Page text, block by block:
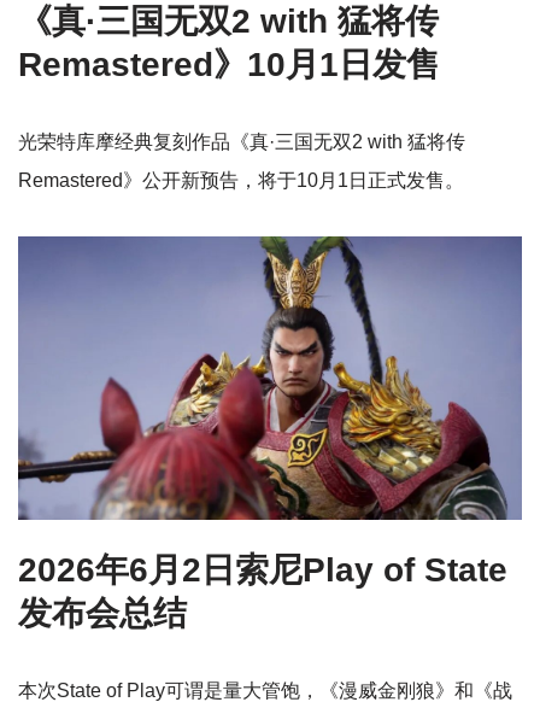
《真·三国无双2 with 猛将传
Remastered》10月1日发售
光荣特库摩经典复刻作品《真·三国无双2 with 猛将传
Remastered》公开新预告，将于10月1日正式发售。
2026年6月2日索尼Play of State
发布会总结
本次State of Play可谓是量大管饱，《漫威金刚狼》和《战